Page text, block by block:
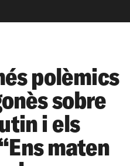
polèmics
sobre
i els
maten